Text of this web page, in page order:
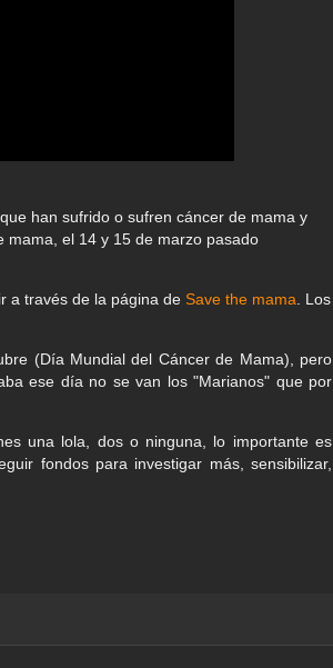
han sufrido o sufren cáncer de mama y
mama, el 14 y 15 de marzo pasado
a través de la página de Save the mama . Los
(Día Mundial del Cáncer de Mama), pero
ese día no se van los "Marianos" que por
una lola, dos o ninguna, lo importante es
fondos para investigar más, sensibilizar,